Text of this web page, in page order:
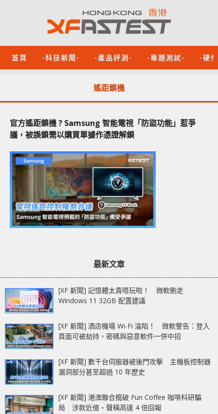
首頁 -科技新聞- -產品評測- -專題測試- -硬
遙距鎖機
官方遙距鎖機 ? Samsung 智能電視「防盜功能」惹爭
議，被誤鎖需以購買單據作憑證解鎖
最新文章
[XF 新聞] 記憶體太貴唔玩啦！ 微軟刪走
Windows 11 32GB 配置建議
[XF 新聞] 酒店機場 Wi-Fi 淪陷！ 微軟警告：登入
頁面可被劫持，密碼與惡意軟件一併中招
[XF 新聞] 數千台伺服器被後門攻擊 主機板控制器
漏洞部分甚至超過 10 年歷史
[XF 新聞] 港澳聯合搗破 Fun Coffee 咖啡科研騙
局 涉款近億‧聲稱高達 4 倍回報